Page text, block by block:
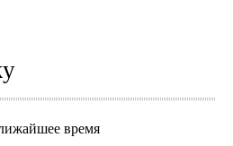
время